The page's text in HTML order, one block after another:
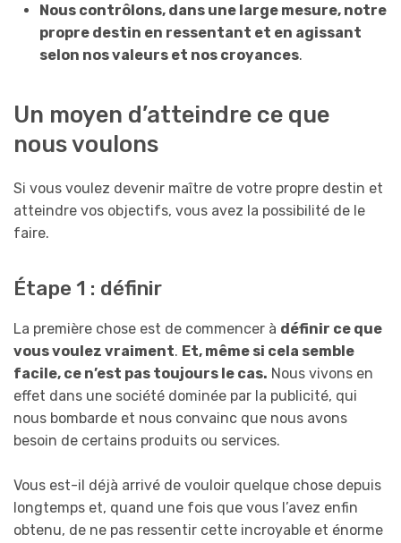
Nous contrôlons, dans une large mesure, notre
propre destin en ressentant et en agissant
selon nos valeurs et nos croyances.
Un moyen d’atteindre ce que
nous voulons
Si vous voulez devenir maître de votre propre destin et
atteindre vos objectifs, vous avez la possibilité de le
faire.
Étape 1 : définir
La première chose est de commencer à définir ce que
vous voulez vraiment. Et, même si cela semble
facile, ce n’est pas toujours le cas. Nous vivons en
effet dans une société dominée par la publicité, qui
nous bombarde et nous convainc que nous avons
besoin de certains produits ou services.
Vous est-il déjà arrivé de vouloir quelque chose depuis
longtemps et, quand une fois que vous l’avez enfin
obtenu, de ne pas ressentir cette incroyable et énorme